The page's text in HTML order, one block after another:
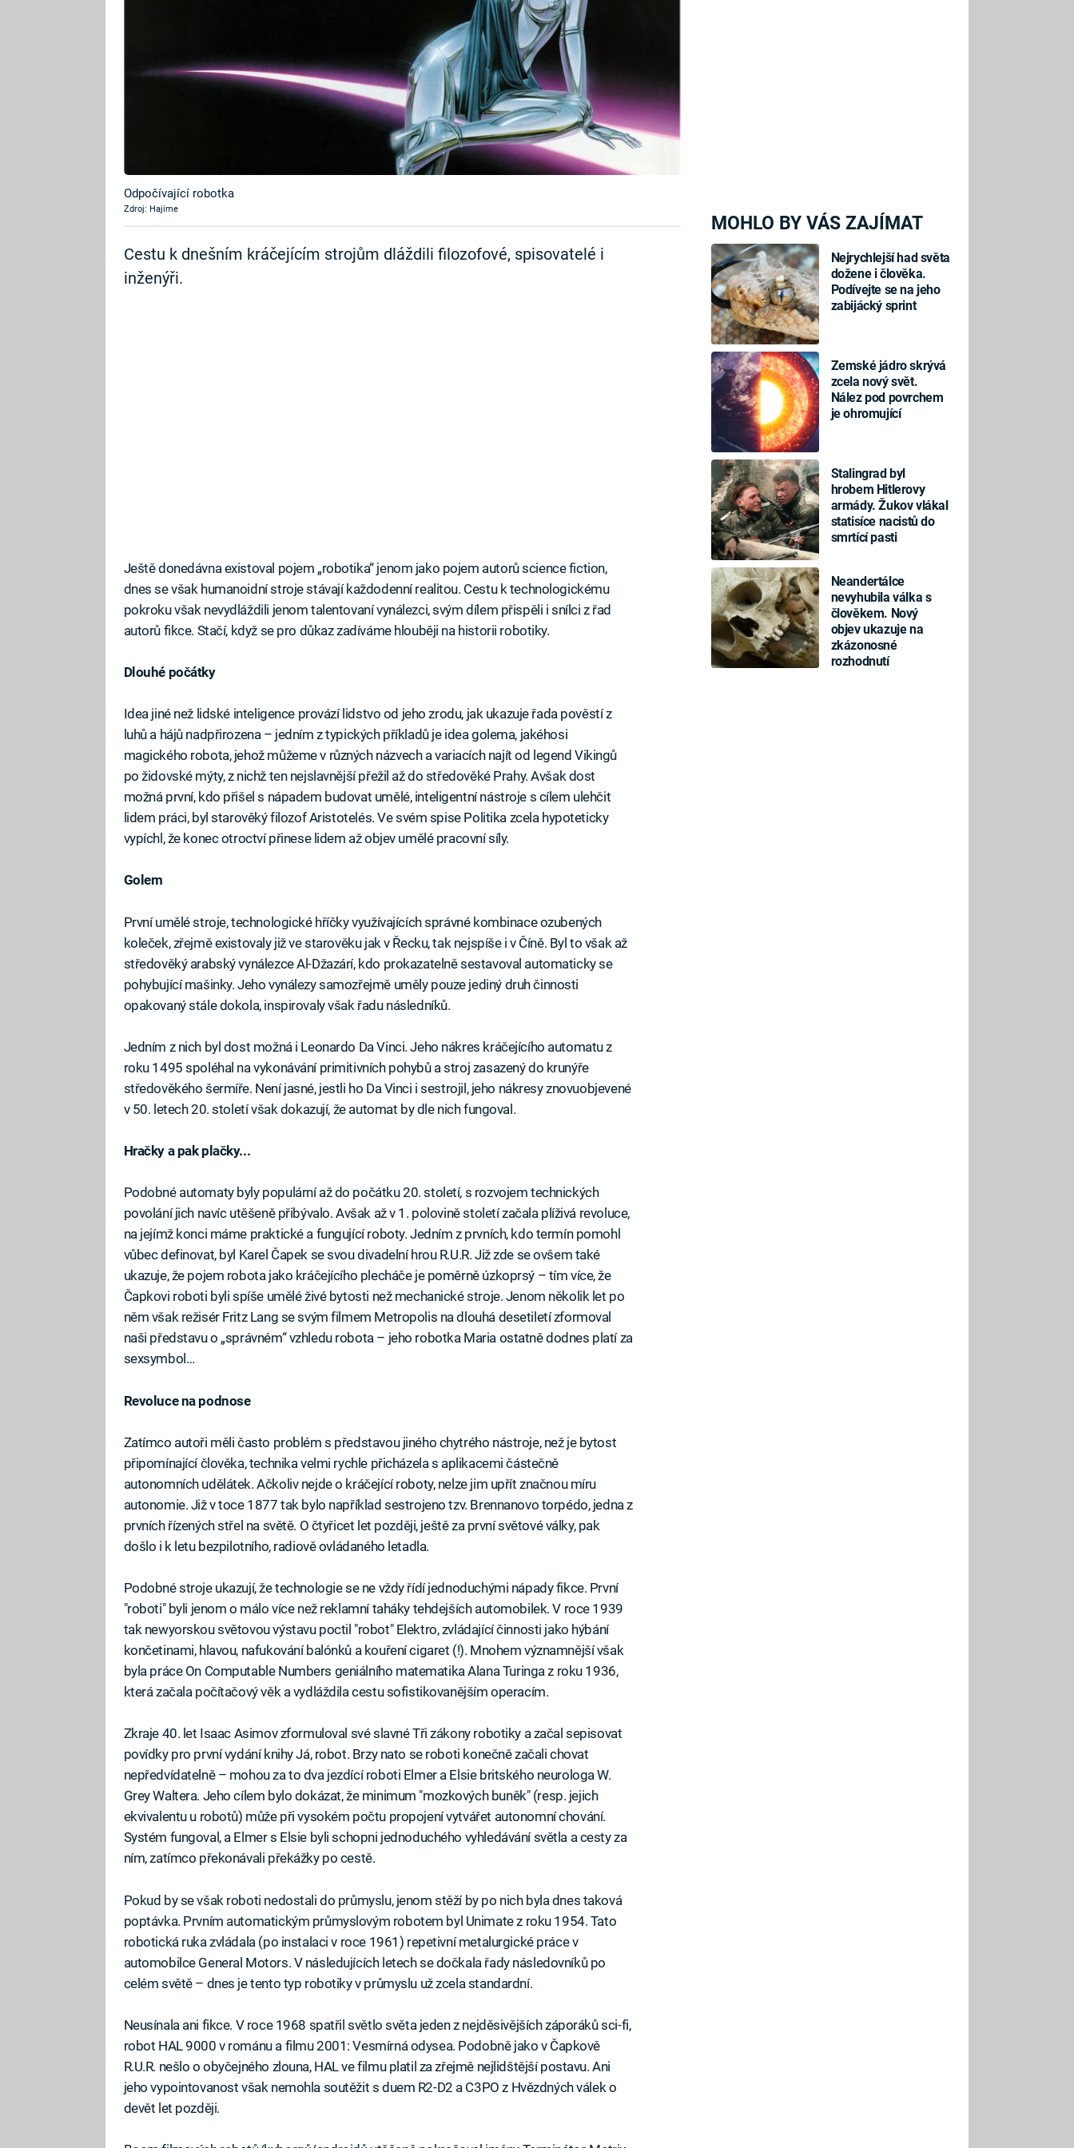
MOHLO BY VÁS ZAJÍMAT
Nejrychlejší had světa
dožene i člověka.
Podívejte se na jeho
zabijácký sprint
Zemské jádro skrývá
zcela nový svět.
Nález pod povrchem
je ohromující
Stalingrad byl
hrobem Hitlerovy
armády. Žukov vlákal
statisíce nacistů do
smrtící pasti
Neandertálce
nevyhubila válka s
člověkem. Nový
objev ukazuje na
zkázonosné
rozhodnutí
Odpočívající robotka
Zdroj: Hajime
Cestu k dnešním kráčejícím strojům dláždili filozofové, spisovatelé i
inženýři.
Ještě donedávna existoval pojem „robotika“ jenom jako pojem autorů science fiction,
dnes se však humanoidní stroje stávají každodenní realitou. Cestu k technologickému
pokroku však nevydláždili jenom talentovaní vynálezci, svým dílem přispěli i snílci z řad
autorů fikce. Stačí, když se pro důkaz zadíváme hlouběji na historii robotiky.
Dlouhé počátky
Idea jiné než lidské inteligence provází lidstvo od jeho zrodu, jak ukazuje řada pověstí z
luhů a hájů nadpřirozena – jedním z typických příkladů je idea golema, jakéhosi
magického robota, jehož můžeme v různých názvech a variacích najít od legend Vikingů
po židovské mýty, z nichž ten nejslavnější přežil až do středověké Prahy. Avšak dost
možná první, kdo přišel s nápadem budovat umělé, inteligentní nástroje s cílem ulehčit
lidem práci, byl starověký filozof Aristotelés. Ve svém spise Politika zcela hypoteticky
vypíchl, že konec otroctví přinese lidem až objev umělé pracovní síly.
Golem
První umělé stroje, technologické hříčky využívajících správné kombinace ozubených
koleček, zřejmě existovaly již ve starověku jak v Řecku, tak nejspíše i v Číně. Byl to však až
středověký arabský vynálezce Al-Džazárí, kdo prokazatelně sestavoval automaticky se
pohybující mašinky. Jeho vynálezy samozřejmě uměly pouze jediný druh činnosti
opakovaný stále dokola, inspirovaly však řadu následníků.
Jedním z nich byl dost možná i Leonardo Da Vinci. Jeho nákres kráčejícího automatu z
roku 1495 spoléhal na vykonávání primitivních pohybů a stroj zasazený do krunýře
středověkého šermíře. Není jasné, jestli ho Da Vinci i sestrojil, jeho nákresy znovuobjevené
v 50. letech 20. století však dokazují, že automat by dle nich fungoval.
Hračky a pak plačky...
Podobné automaty byly populární až do počátku 20. století, s rozvojem technických
povolání jich navíc utěšeně přibývalo. Avšak až v 1. polovině století začala plíživá revoluce,
na jejímž konci máme praktické a fungující roboty. Jedním z prvních, kdo termín pomohl
vůbec definovat, byl Karel Čapek se svou divadelní hrou R.U.R. Již zde se ovšem také
ukazuje, že pojem robota jako kráčejícího plecháče je poměrně úzkoprsý – tím více, že
Čapkovi roboti byli spíše umělé živé bytosti než mechanické stroje. Jenom několik let po
něm však režisér Fritz Lang se svým filmem Metropolis na dlouhá desetiletí zformoval
naši představu o „správném“ vzhledu robota – jeho robotka Maria ostatně dodnes platí za
sexsymbol…
Revoluce na podnose
Zatímco autoři měli často problém s představou jiného chytrého nástroje, než je bytost
připomínající člověka, technika velmi rychle přicházela s aplikacemi částečně
autonomních udělátek. Ačkoliv nejde o kráčející roboty, nelze jim upřít značnou míru
autonomie. Již v toce 1877 tak bylo například sestrojeno tzv. Brennanovo torpédo, jedna z
prvních řízených střel na světě. O čtyřicet let později, ještě za první světové války, pak
došlo i k letu bezpilotního, radiově ovládaného letadla.
Podobné stroje ukazují, že technologie se ne vždy řídí jednoduchými nápady fikce. První
"roboti" byli jenom o málo více než reklamní taháky tehdejších automobilek. V roce 1939
tak newyorskou světovou výstavu poctil "robot" Elektro, zvládající činnosti jako hýbání
končetinami, hlavou, nafukování balónků a kouření cigaret (!). Mnohem významnější však
byla práce On Computable Numbers geniálního matematika Alana Turinga z roku 1936,
která začala počítačový věk a vydláždila cestu sofistikovanějším operacím.
Zkraje 40. let Isaac Asimov zformuloval své slavné Tři zákony robotiky a začal sepisovat
povídky pro první vydání knihy Já, robot. Brzy nato se roboti konečně začali chovat
nepředvídatelně – mohou za to dva jezdící roboti Elmer a Elsie britského neurologa W.
Grey Waltera. Jeho cílem bylo dokázat, že minimum "mozkových buněk" (resp. jejich
ekvivalentu u robotů) může při vysokém počtu propojení vytvářet autonomní chování.
Systém fungoval, a Elmer s Elsie byli schopni jednoduchého vyhledávání světla a cesty za
ním, zatímco překonávali překážky po cestě.
Pokud by se však roboti nedostali do průmyslu, jenom stěží by po nich byla dnes taková
poptávka. Prvním automatickým průmyslovým robotem byl Unimate z roku 1954. Tato
robotická ruka zvládala (po instalaci v roce 1961) repetivní metalurgické práce v
automobilce General Motors. V následujících letech se dočkala řady následovníků po
celém světě – dnes je tento typ robotiky v průmyslu už zcela standardní.
Neusínala ani fikce. V roce 1968 spatřil světlo světa jeden z nejděsivějších záporáků sci-fi,
robot HAL 9000 v románu a filmu 2001: Vesmírná odysea. Podobně jako v Čapkově
R.U.R. nešlo o obyčejného zlouna, HAL ve filmu platil za zřejmě nejlidštější postavu. Ani
jeho vypointovanost však nemohla soutěžit s duem R2-D2 a C3PO z Hvězdných válek o
devět let později.